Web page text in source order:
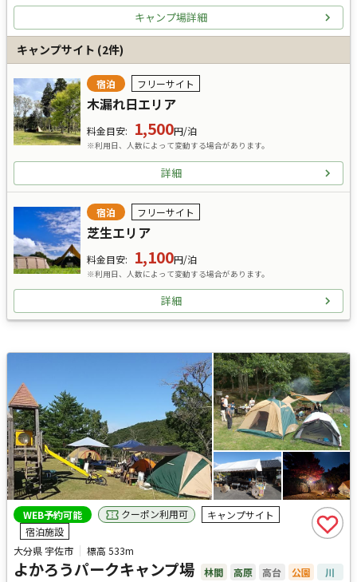
キャンプ場詳細
キャンプサイト (2件)
宿泊 フリーサイト
木漏れ日エリア
料金目安: 1,500円/泊
※利用日、人数によって変動する場合があります。
詳細
宿泊 フリーサイト
芝生エリア
料金目安: 1,100円/泊
※利用日、人数によって変動する場合があります。
詳細
WEB予約可能 クーポン利用可
キャンプサイト
宿泊施設
大分県 宇佐市
標高533m
よかろうパークキャンプ場 林間 高原 高台 公園
川